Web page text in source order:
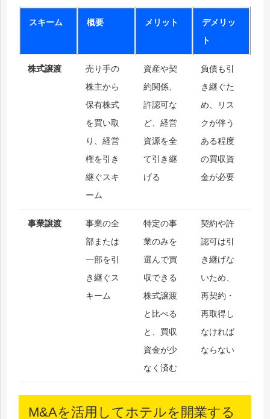
スキーム 概要 メリット
デメリッ
ト
株式譲渡
売り手の
株主から
保有株式
を買い取
り、経営
権を引き
継ぐスキ
ーム
資産や契
約関係、
許認可な
ど、経営
資源を全
て引き継
げる
負債も引
き継ぐた
め、リス
クが伴う
ある程度
の買収資
金が必要
事業譲渡
事業の全
部または
一部を引
き継ぐス
キーム
特定の事
業のみを
選んで買
収できる
株式譲渡
と比べる
と、買収
資金が少
なく済む
契約や許
認可は引
き継げな
いため、
再契約・
再取得し
なければ
ならない
M&Aを活用してホテルを開業する